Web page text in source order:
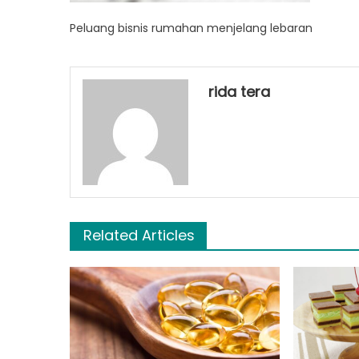
Peluang bisnis rumahan menjelang lebaran
rida tera
Related Articles